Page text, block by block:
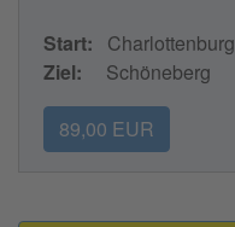
Start: Charlottenburg
Ziel: Schöneberg
89,00 EUR